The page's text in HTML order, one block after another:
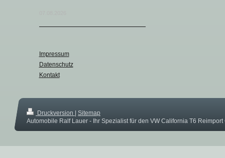
Impressum
Datenschutz
Kontakt
Druckversion | Sitemap
Automobile Ralf Lauer - Ihr Spezialist für den VW California T6 Reimport